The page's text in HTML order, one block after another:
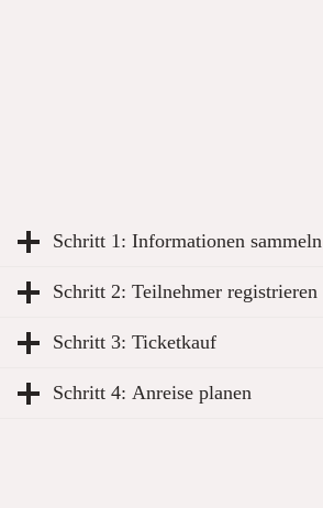
Schritt 1: Informationen sammeln
Schritt 2: Teilnehmer registrieren
Schritt 3: Ticketkauf
Schritt 4: Anreise planen